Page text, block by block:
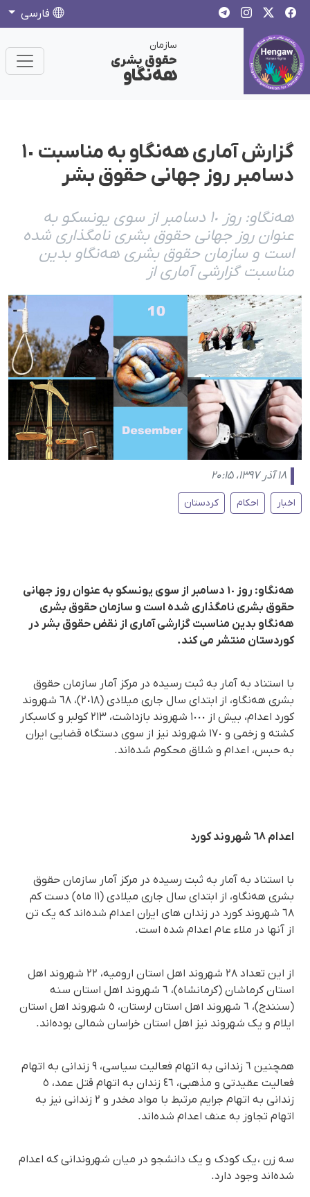
فارسی
سازمان
حقوق بشری
هەنگاو
گزارش آماری هەنگاو بە مناسبت ١٠
دسامبر روز جهانی حقوق بشر
هەنگاو: روز ١٠ دسامبر از سوی یونسکو بە
عنوان روز جهانی حقوق بشری نامگذاری شدە
است و سازمان حقوق بشری هەنگاو بدین
مناسبت گزارشی آماری از
۱۸ آذر ۱۳۹۷، ۲۰:۱۵
اخبار احکام کردستان
هەنگاو: روز ١٠ دسامبر از سوی یونسکو بە عنوان روز جهانی
حقوق بشری نامگذاری شدە است و سازمان حقوق بشری
هەنگاو بدین مناسبت گزارشی آماری از نقض حقوق بشر در
کوردستان منتشر می کند.
با استناد بە آمار بە ثبت رسیدە در مرکز آمار سازمان حقوق
بشری هەنگاو، از ابتدای سال جاری میلادی (٢٠١٨)، ٦٨ شهروند
کورد اعدام، بیش از ١٠٠٠ شهروند بازداشت، ٢١٣ کولبر و کاسبکار
کشتە و زخمی و ١٧٠ شهروند نیز از سوی دستگاه قضایی ایران
بە حبس، اعدام و شلاق محکوم شدەاند.
اعدام ٦٨ شهروند کورد
با استناد بە آمار بە ثبت رسیدە در مرکز آمار سازمان حقوق
بشری هەنگاو، از ابتدای سال جاری میلادی (١١ ماه) دست کم
٦٨ شهروند کورد در زندان های ایران اعدام شدەاند کە یک تن
از آنها در ملاء عام اعدام شدە است.
از این تعداد ٢٨ شهروند اهل استان ارومیە، ٢٢ شهروند اهل
استان کرماشان (کرمانشاه)، ٦ شهروند اهل استان سنە
(سنندج)، ٦ شهروند اهل استان لرستان، ٥ شهروند اهل استان
ایلام و یک شهروند نیز اهل استان خراسان شمالی بودەاند.
همچنین ٦ زندانی بە اتهام فعالیت سیاسی، ٩ زندانی بە اتهام
فعالیت عقیدتی و مذهبی، ٤٦ زندان بە اتهام قتل عمد، ٥
زندانی بە اتهام جرایم مرتبط با مواد مخدر و ٢ زندانی نیز بە
اتهام تجاوز بە عنف اعدام شدەاند.
سە زن ، یک کودک و یک دانشجو در میان شهروندانی کە اعدام
شدەاند وجود دارد.